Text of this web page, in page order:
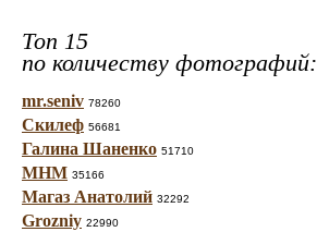
Топ 15
по количеству фотографий:
mr.seniv 78260
Скилеф 56681
Галина Шаненко 51710
МНМ 35166
Магаз Анатолий 32292
Grozniy 22990